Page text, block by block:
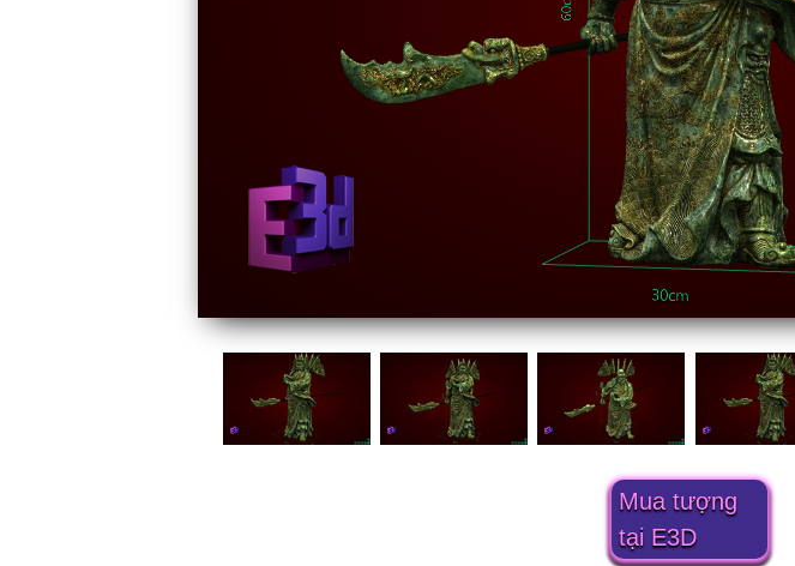
Mua tượng
tại E3D